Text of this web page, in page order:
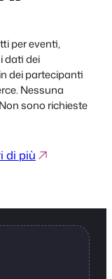
per eventi,
dati dei
dei partecipanti
Nessuna
sono richieste
di più